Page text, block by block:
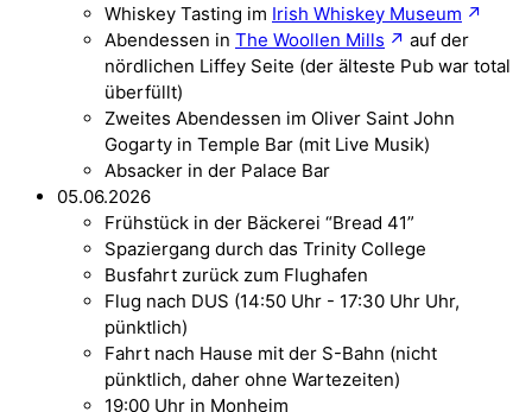
Whiskey Tasting im Irish Whiskey Museum
Abendessen in The Woollen Mills
auf der
nördlichen Liffey Seite (der älteste Pub war total
überfüllt)
Zweites Abendessen im Oliver Saint John
Gogarty in Temple Bar (mit Live Musik)
Absacker in der Palace Bar
05.06.2026
Frühstück in der Bäckerei “Bread 41”
Spaziergang durch das Trinity College
Busfahrt zurück zum Flughafen
Flug nach DUS (14:50 Uhr - 17:30 Uhr Uhr,
pünktlich)
Fahrt nach Hause mit der S-Bahn (nicht
pünktlich, daher ohne Wartezeiten)
19:00 Uhr in Monheim